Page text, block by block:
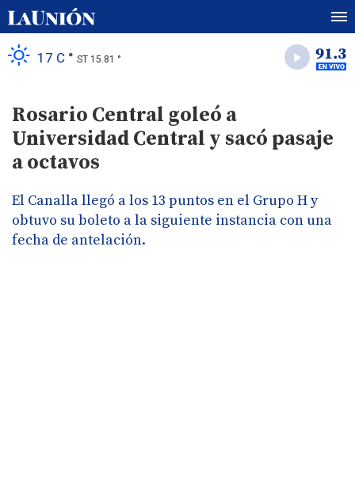
17 C ° ST 15.81 °
Rosario Central goleó a
Universidad Central y sacó pasaje
a octavos
El Canalla llegó a los 13 puntos en el Grupo H y
obtuvo su boleto a la siguiente instancia con una
fecha de antelación.